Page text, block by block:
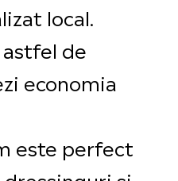
local.
de
economia
este perfect